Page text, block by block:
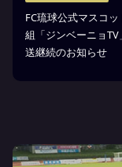
FC琉球公式マスコッ
組「ジンベーニョTV
送継続のお知らせ